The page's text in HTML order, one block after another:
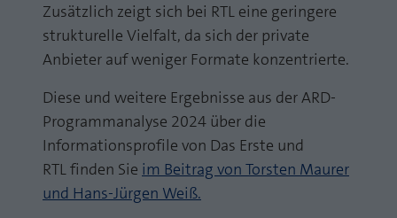
Zusätzlich zeigt sich bei RTL eine geringere
strukturelle Vielfalt, da sich der private
Anbieter auf weniger Formate konzentrierte.
Diese und weitere Ergebnisse aus der ARD-
Programmanalyse 2024 über die
Informationsprofile von Das Erste und
RTL finden Sie im Beitrag von Torsten Maurer
und Hans-Jürgen Weiß.